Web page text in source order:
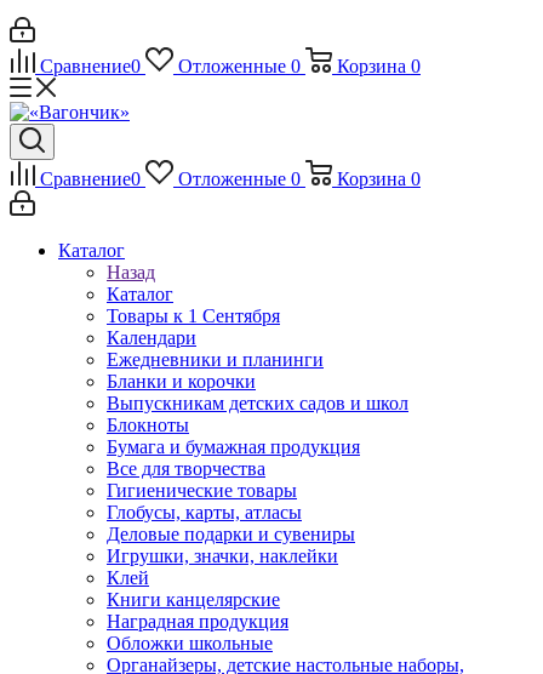
Сравнение0 Отложенные 0 Корзина 0
Сравнение0 Отложенные 0 Корзина 0
Каталог
Назад
Каталог
Товары к 1 Сентября
Календари
Ежедневники и планинги
Бланки и корочки
Выпускникам детских садов и школ
Блокноты
Бумага и бумажная продукция
Все для творчества
Гигиенические товары
Глобусы, карты, атласы
Деловые подарки и сувениры
Игрушки, значки, наклейки
Клей
Книги канцелярские
Наградная продукция
Обложки школьные
Органайзеры, детские настольные наборы,